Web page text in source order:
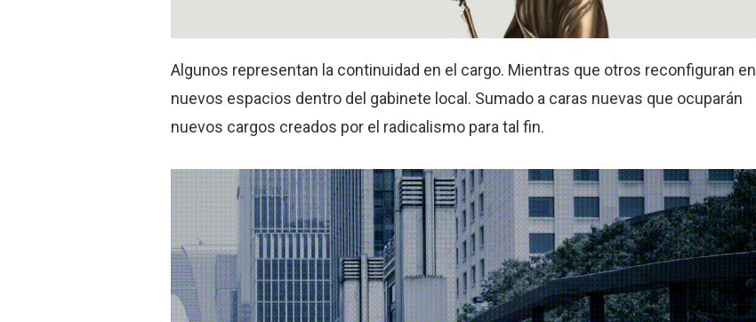
Algunos representan la continuidad en el cargo. Mientras que otros reconfiguran en
nuevos espacios dentro del gabinete local. Sumado a caras nuevas que ocuparán
nuevos cargos creados por el radicalismo para tal fin.